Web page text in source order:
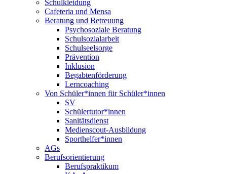
Schulkleidung
Cafeteria und Mensa
Beratung und Betreuung
Psychosoziale Beratung
Schulsozialarbeit
Schulseelsorge
Prävention
Inklusion
Begabtenförderung
Lerncoaching
Von Schüler*innen für Schüler*innen
SV
Schülertutor*innen
Sanitätsdienst
Medienscout-Ausbildung
Sporthelfer*innen
AGs
Berufsorientierung
Berufspraktikum